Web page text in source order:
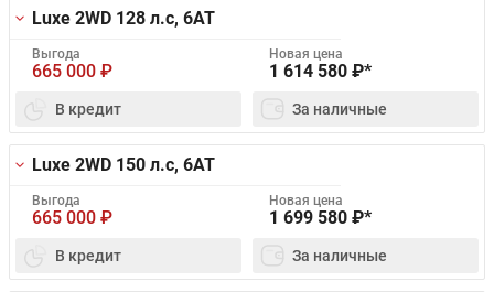
Luxe 2WD 128 л.с, 6AT
Выгода
665 000 ₽
Новая цена
1 614 580 ₽*
В кредит За наличные
Luxe 2WD 150 л.с, 6AT
Выгода
665 000 ₽
Новая цена
1 699 580 ₽*
В кредит За наличные